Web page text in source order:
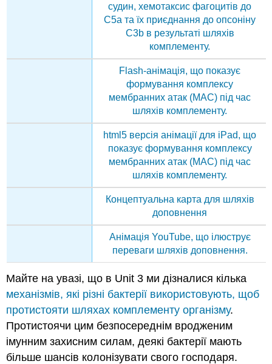
судин, хемотаксис фагоцитів до
C5a та їх приєднання до опсоніну
C3b в результаті шляхів
комплементу.
Flash-анімація, що показує
формування комплексу
мембранних атак (MAC) під час
шляхів комплементу.
html5 версія анімації для iPad, що
показує формування комплексу
мембранних атак (MAC) під час
шляхів комплементу.
Концептуальна карта для шляхів
доповнення
Анімація YouTube, що ілюструє
переваги шляхів доповнення.
Майте наувазі, що в Unit 3 ми дізналися кілька
механізмів, які різні бактерії використовують, щоб
протистояти шляхах комплементу організму.
Протистоячи цим безпосереднім вродженим
імунним захисним силам, деякі бактерії мають
більше шансів колонізувати свого господаря.